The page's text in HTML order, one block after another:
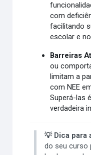
com
facilitando
escolar e
Barreiras
ou
limitam a
com NEE
Superá-las
verdadeira
💡 Dica para
do seu curso